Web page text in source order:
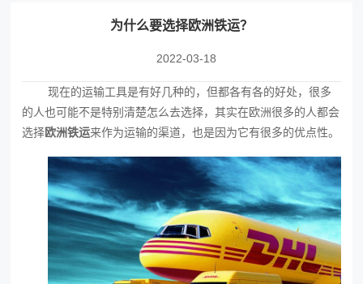
为什么要选择欧洲铁运？
2022-03-18
现在的运输工具是有好几种的，但都各有各的好处，很多
的人也可能不是特别清楚怎么去选择，其实在欧洲很多的人都会
选择欧洲铁运‍来作为运输的渠道，也是因为它有很多的优点性。